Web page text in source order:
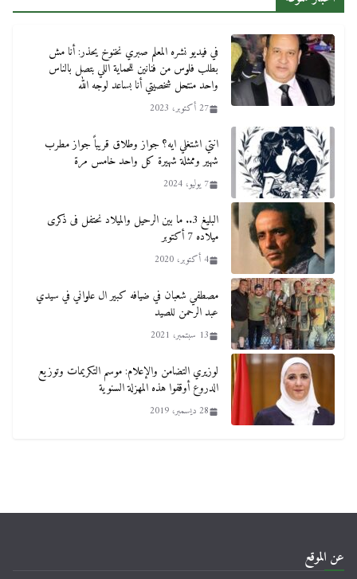
في فيديو نشره المعلم صبري نخنوخ يحذر: أنا مش
بطلب فلوس من فنانين للحماية اللي بتصل بالناس
واحد منتحل شخصيتي أنا بساعد لوجه الله
27 أكتوبر، 2023
انتي اشتغلي ايه؟ جواز وطلاق قريباً جواز مطرب
شهير وممثلة شهيرة كل واحد خامس مرة
7 يوليو، 2024
البليغ 3.. ما بين الرحيل والميلاد نحتفل فى ذكرى
ميلاده 7 أكتوبر
4 أكتوبر، 2020
مصطفي شعبان في ضيافه كبير ال علواني في سيدي
عبد الرحمن للصيد
13 سبتمبر، 2021
لوزيري التضامن والإعلام: موسم التكريمات وتوزيع
الدروع أوقفوا هذه المهزلة السنوية
28 ديسمبر، 2019
عن الموقع